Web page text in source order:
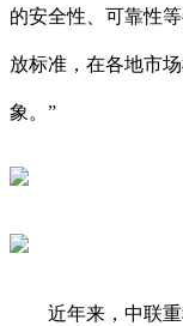
的安全性、可靠性
放标准，在各地市
象。”
近年来，中联重